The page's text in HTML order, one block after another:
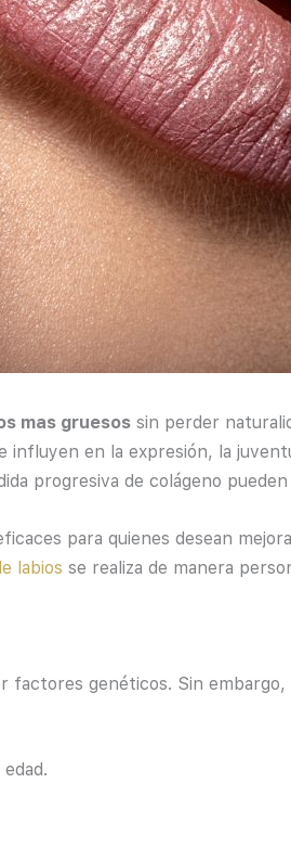
mas gruesossin perder
en la expresión, la
progresiva de colágeno
para quienes desean
labios se realiza de manera
factores genéticos. Sin